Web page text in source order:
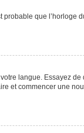
que
langue. Essayez
et commencer une